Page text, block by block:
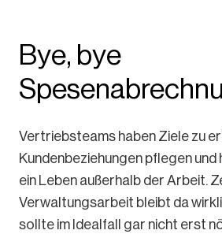
Bye, bye
Vertriebsteams haben Ziele zu
Kundenbeziehungen pflegen und
ein Leben außerhalb der Arbeit.
Verwaltungsarbeit bleibt da
sollte im Idealfall gar nicht erst